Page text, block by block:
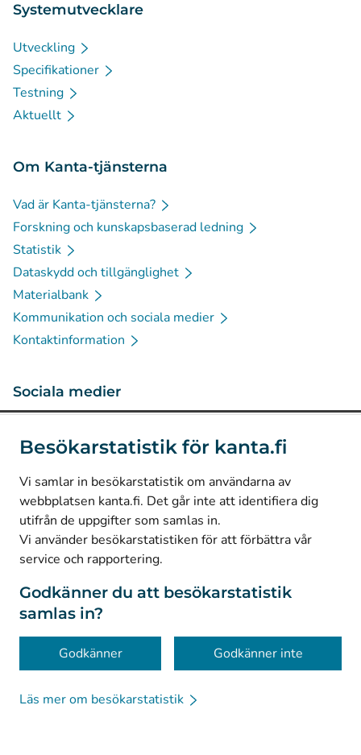
Besökarstatistik för kanta.fi
Vi samlar in besökarstatistik om användarna av
webbplatsen kanta.fi. Det går inte att identifiera dig
utifrån de uppgifter som samlas in.
Vi använder besökarstatistiken för att förbättra vår
service och rapportering.
Godkänner du att besökarstatistik
samlas in?
Godkänner Godkänner inte
Läs mer om besökarstatistik
Systemutvecklare
Utveckling
Specifikationer
Testning
Aktuellt
Om Kanta-tjänsterna
Vad är Kanta-tjänsterna?
Forskning och kunskapsbaserad ledning
Statistik
Dataskydd och tillgänglighet
Materialbank
Kommunikation och sociala medier
Kontaktinformation
Sociala medier
LinkedIn(Avautuu uuteen välilehteen)
Facebook
Avautuu uuteen välilehteen)
© Kanta-Palvelut, Kansaneläkelaitos
Dataskydd
Om webbplatsen
Tillgänglighet
Kakor